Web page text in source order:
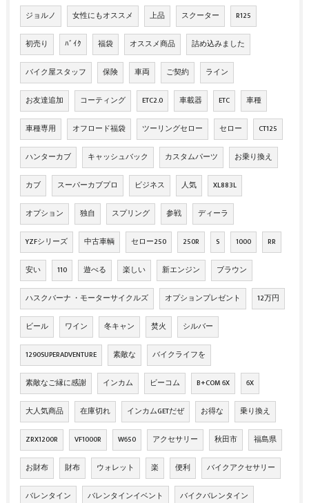
ジョルノ 女性にもオススメ 上品 スクーター R125
初売り ﾊﾞｲｸ 福袋 オススメ商品 詰め込みました
バイク屋スタッフ 保険 車両 ご契約 ライン
お友達追加 コーティング ETC2.0 車載器 ETC 車種
車種専用 オフロード福袋 ツーリングセロー セロー CT125
ハンターカブ キャッシュバック カスタムパーツ お乗り換え
カブ スーパーカブプロ ビジネス 人気 XL883L
オプション 独自 スプリング 参戦 ディーラ
YZFシリーズ 中古車輌 セロー250 250R S 1000 RR
安い 110 遊べる 楽しい 新エンジン ブラウン
ハスクバーナ ・モーターサイクルズ オプションプレゼント 12万円
ビール ワイン 冬キャン 焚火 シルバー
1290SUPERADVENTURE 素敵な バイクライフを
素敵なご縁に感謝 インカム ビーコム B+COM 6X 6X
大人気商品 在庫切れ インカムGETだぜ お得な 乗り換え
ZRX1200R VF1000R W650 アクセサリー 秋田市 福島県
お財布 財布 ウォレット 楽 便利 バイクアクセサリー
バレンタイン バレンタインイベント バイクバレンタイン